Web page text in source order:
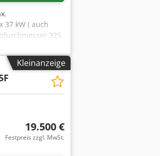
37 kW ( auch
325
Kleinanzeige
19.500 €
Festpreis zzgl. MwSt.